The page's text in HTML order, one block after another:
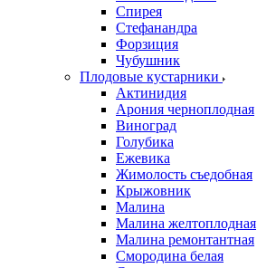
Спирея
Стефанандра
Форзиция
Чубушник
Плодовые кустарники
Актинидия
Арония черноплодная
Виноград
Голубика
Ежевика
Жимолость съедобная
Крыжовник
Малина
Малина желтоплодная
Малина ремонтантная
Смородина белая